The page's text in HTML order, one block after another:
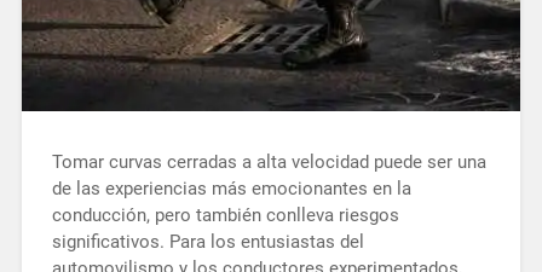
Tomar curvas cerradas a alta velocidad puede ser una
de las experiencias más emocionantes en la
conducción, pero también conlleva riesgos
significativos. Para los entusiastas del